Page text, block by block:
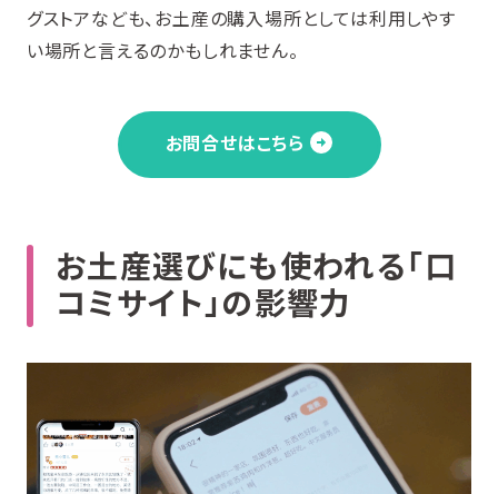
グストアなども、お土産の購入場所としては利用しやす
い場所と言えるのかもしれません。
お問合せはこちら
お土産選びにも使われる「口
コミサイト」の影響力